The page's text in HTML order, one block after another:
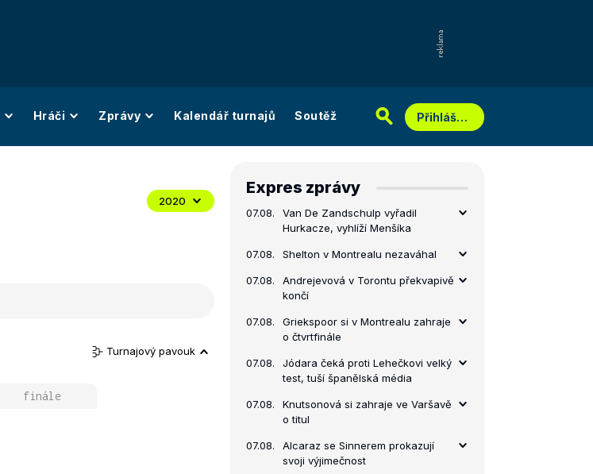
Hráči Zprávy Kalendář turnajů Soutěž Přihlášení
2020
Turnajový pavouk
finále
Expres zprávy
07.08.
Van De Zandschulp vyřadil
Hurkacze, vyhlíží Menšíka
07.08. Shelton v Montrealu nezaváhal
07.08.
Andrejevová v Torontu překvapivě
končí
07.08.
Griekspoor si v Montrealu zahraje
o čtvrtfinále
07.08.
Jódara čeká proti Lehečkovi velký
test, tuší španělská média
07.08.
Knutsonová si zahraje ve Varšavě
o titul
07.08.
Alcaraz se Sinnerem prokazují
svoji výjimečnost